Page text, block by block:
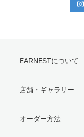
EARNESTについて
店舗・ギャラリー
オーダー方法